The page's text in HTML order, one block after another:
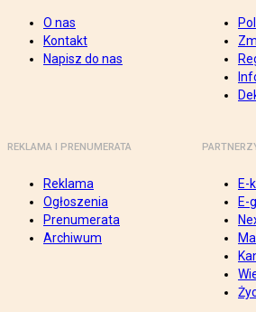
O nas
Kontakt
Napisz do nas
REKLAMA I PRENUMERATA
Reklama
Ogłoszenia
Prenumerata
Archiwum
E-
E-